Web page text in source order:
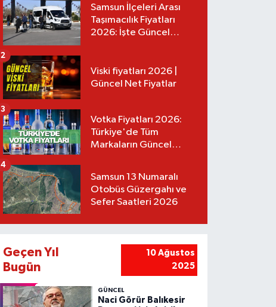
Samsun İlçeleri Arası
Taşımacılık Fiyatları
2026: İşte Güncel
Viski fiyatları 2026 |
Güncel Net Fiyatlar
2
Votka Fiyatları 2026:
Türkiye'de Tüm
Markaların Güncel
3
Samsun 13 Numaralı
Otobüs Güzergahı ve
Sefer Saatleri 2026
4
Geçen Yıl
Bugün
10 Ağustos
2025
GÜNCEL
Naci Görür Balıkesir